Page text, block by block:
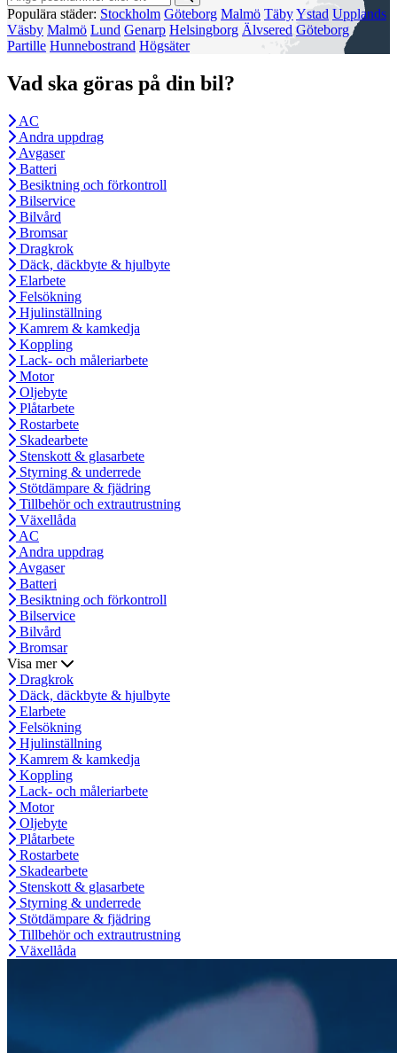
Populära städer: Stockholm Göteborg Malmö TäbyYstad Upplands
Väsby Malmö Lund Genarp Helsingborg Älvsered Göteborg
Partille Hunnebostrand Högsäter
Vad ska göras på din bil?
AC
Andra uppdrag
Avgaser
Batteri
Besiktning och förkontroll
Bilservice
Bilvård
Bromsar
Dragkrok
Däck, däckbyte & hjulbyte
Elarbete
Felsökning
Hjulinställning
Kamrem & kamkedja
Koppling
Lack- och måleriarbete
Motor
Oljebyte
Plåtarbete
Rostarbete
Skadearbete
Stenskott & glasarbete
Styrning & underrede
Stötdämpare & fjädring
Tillbehör och extrautrustning
Växellåda
AC
Andra uppdrag
Avgaser
Batteri
Besiktning och förkontroll
Bilservice
Bilvård
Bromsar
Visa mer
Dragkrok
Däck, däckbyte & hjulbyte
Elarbete
Felsökning
Hjulinställning
Kamrem & kamkedja
Koppling
Lack- och måleriarbete
Motor
Oljebyte
Plåtarbete
Rostarbete
Skadearbete
Stenskott & glasarbete
Styrning & underrede
Stötdämpare & fjädring
Tillbehör och extrautrustning
Växellåda